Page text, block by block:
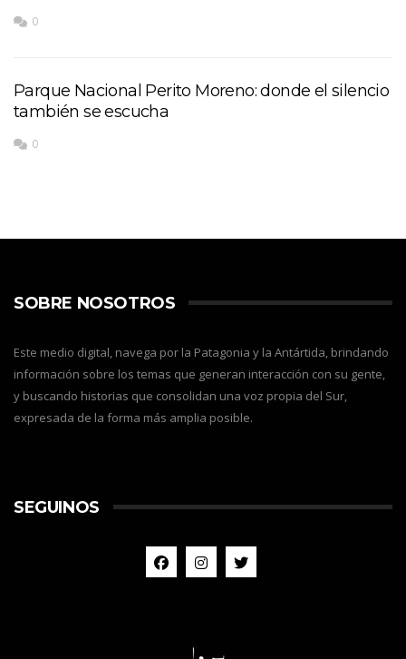
0
Parque Nacional Perito Moreno: donde el silencio
también se escucha
0
SOBRE NOSOTROS
Este medio digital, navega por la Patagonia y la Antártida, brindando
información sobre los temas que generan interacción con su gente,
y buscando historias que consolidan una voz propia del Sur,
expresada de la forma más amplia posible.
SEGUINOS